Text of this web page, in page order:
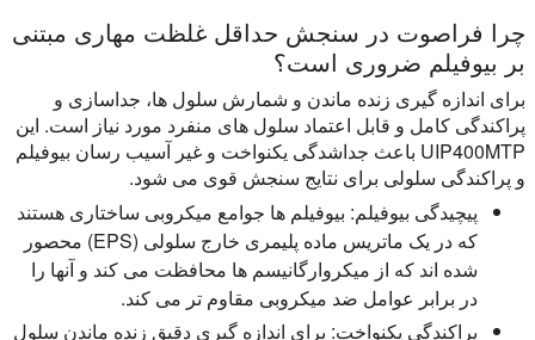
چرا فراصوت در سنجش حداقل غلظت مهاری مبتنی
بر بیوفیلم ضروری است؟
برای اندازه گیری زنده ماندن و شمارش سلول ها، جداسازی و
پراکندگی کامل و قابل اعتماد سلول های منفرد مورد نیاز است. این
UIP400MTP باعث جداشدگی یکنواخت و غیر آسیب رسان بیوفیلم
و پراکندگی سلولی برای نتایج سنجش قوی می شود.
پیچیدگی بیوفیلم: بیوفیلم ها جوامع میکروبی ساختاری هستند
که در یک ماتریس ماده پلیمری خارج سلولی (EPS) محصور
شده اند که از میکروارگانیسم ها محافظت می کند و آنها را
در برابر عوامل ضد میکروبی مقاوم تر می کند.
پراکندگی یکنواخت: برای اندازه گیری دقیق زنده ماندن سلول